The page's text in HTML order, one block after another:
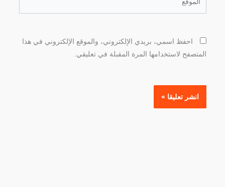
احفظ اسمي، بريدي الإلكتروني، والموقع الإلكتروني في هذا
المتصفح لاستخدامها المرة المقبلة في تعليقي.